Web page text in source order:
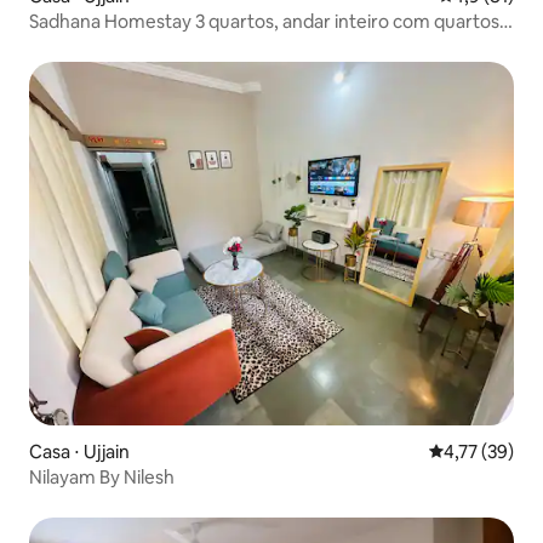
Sadhana Homestay 3 quartos, andar inteiro com quartos
Casa ⋅ Ujjain 4,77 de uma
4,77 (39)
Nilayam By Nilesh